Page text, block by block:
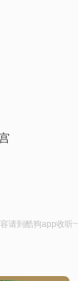
请到酷狗app收听~